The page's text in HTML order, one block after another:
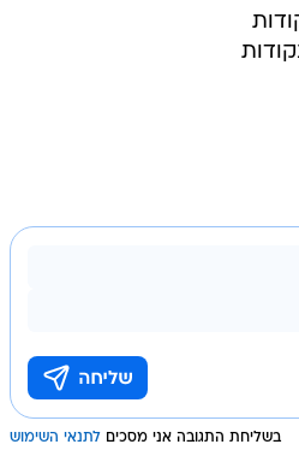
בשליחת התגובה אני מסכים לתנאי השימוש